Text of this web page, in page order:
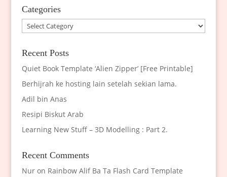
Categories
Categories
Recent Posts
Quiet Book Template ‘Alien Zipper’ [Free Printable]
Berhijrah ke hosting lain setelah sekian lama.
Adil bin Anas
Resipi Biskut Arab
Learning New Stuff – 3D Modelling : Part 2.
Recent Comments
Nuron Rainbow Alif Ba Ta Flash Card Template